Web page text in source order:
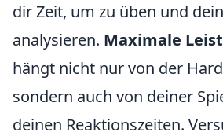
dir Zeit, um zu üben und
analysieren. Maximale
hängt nicht nur von der
sondern auch von deiner
deinen Reaktionszeiten.